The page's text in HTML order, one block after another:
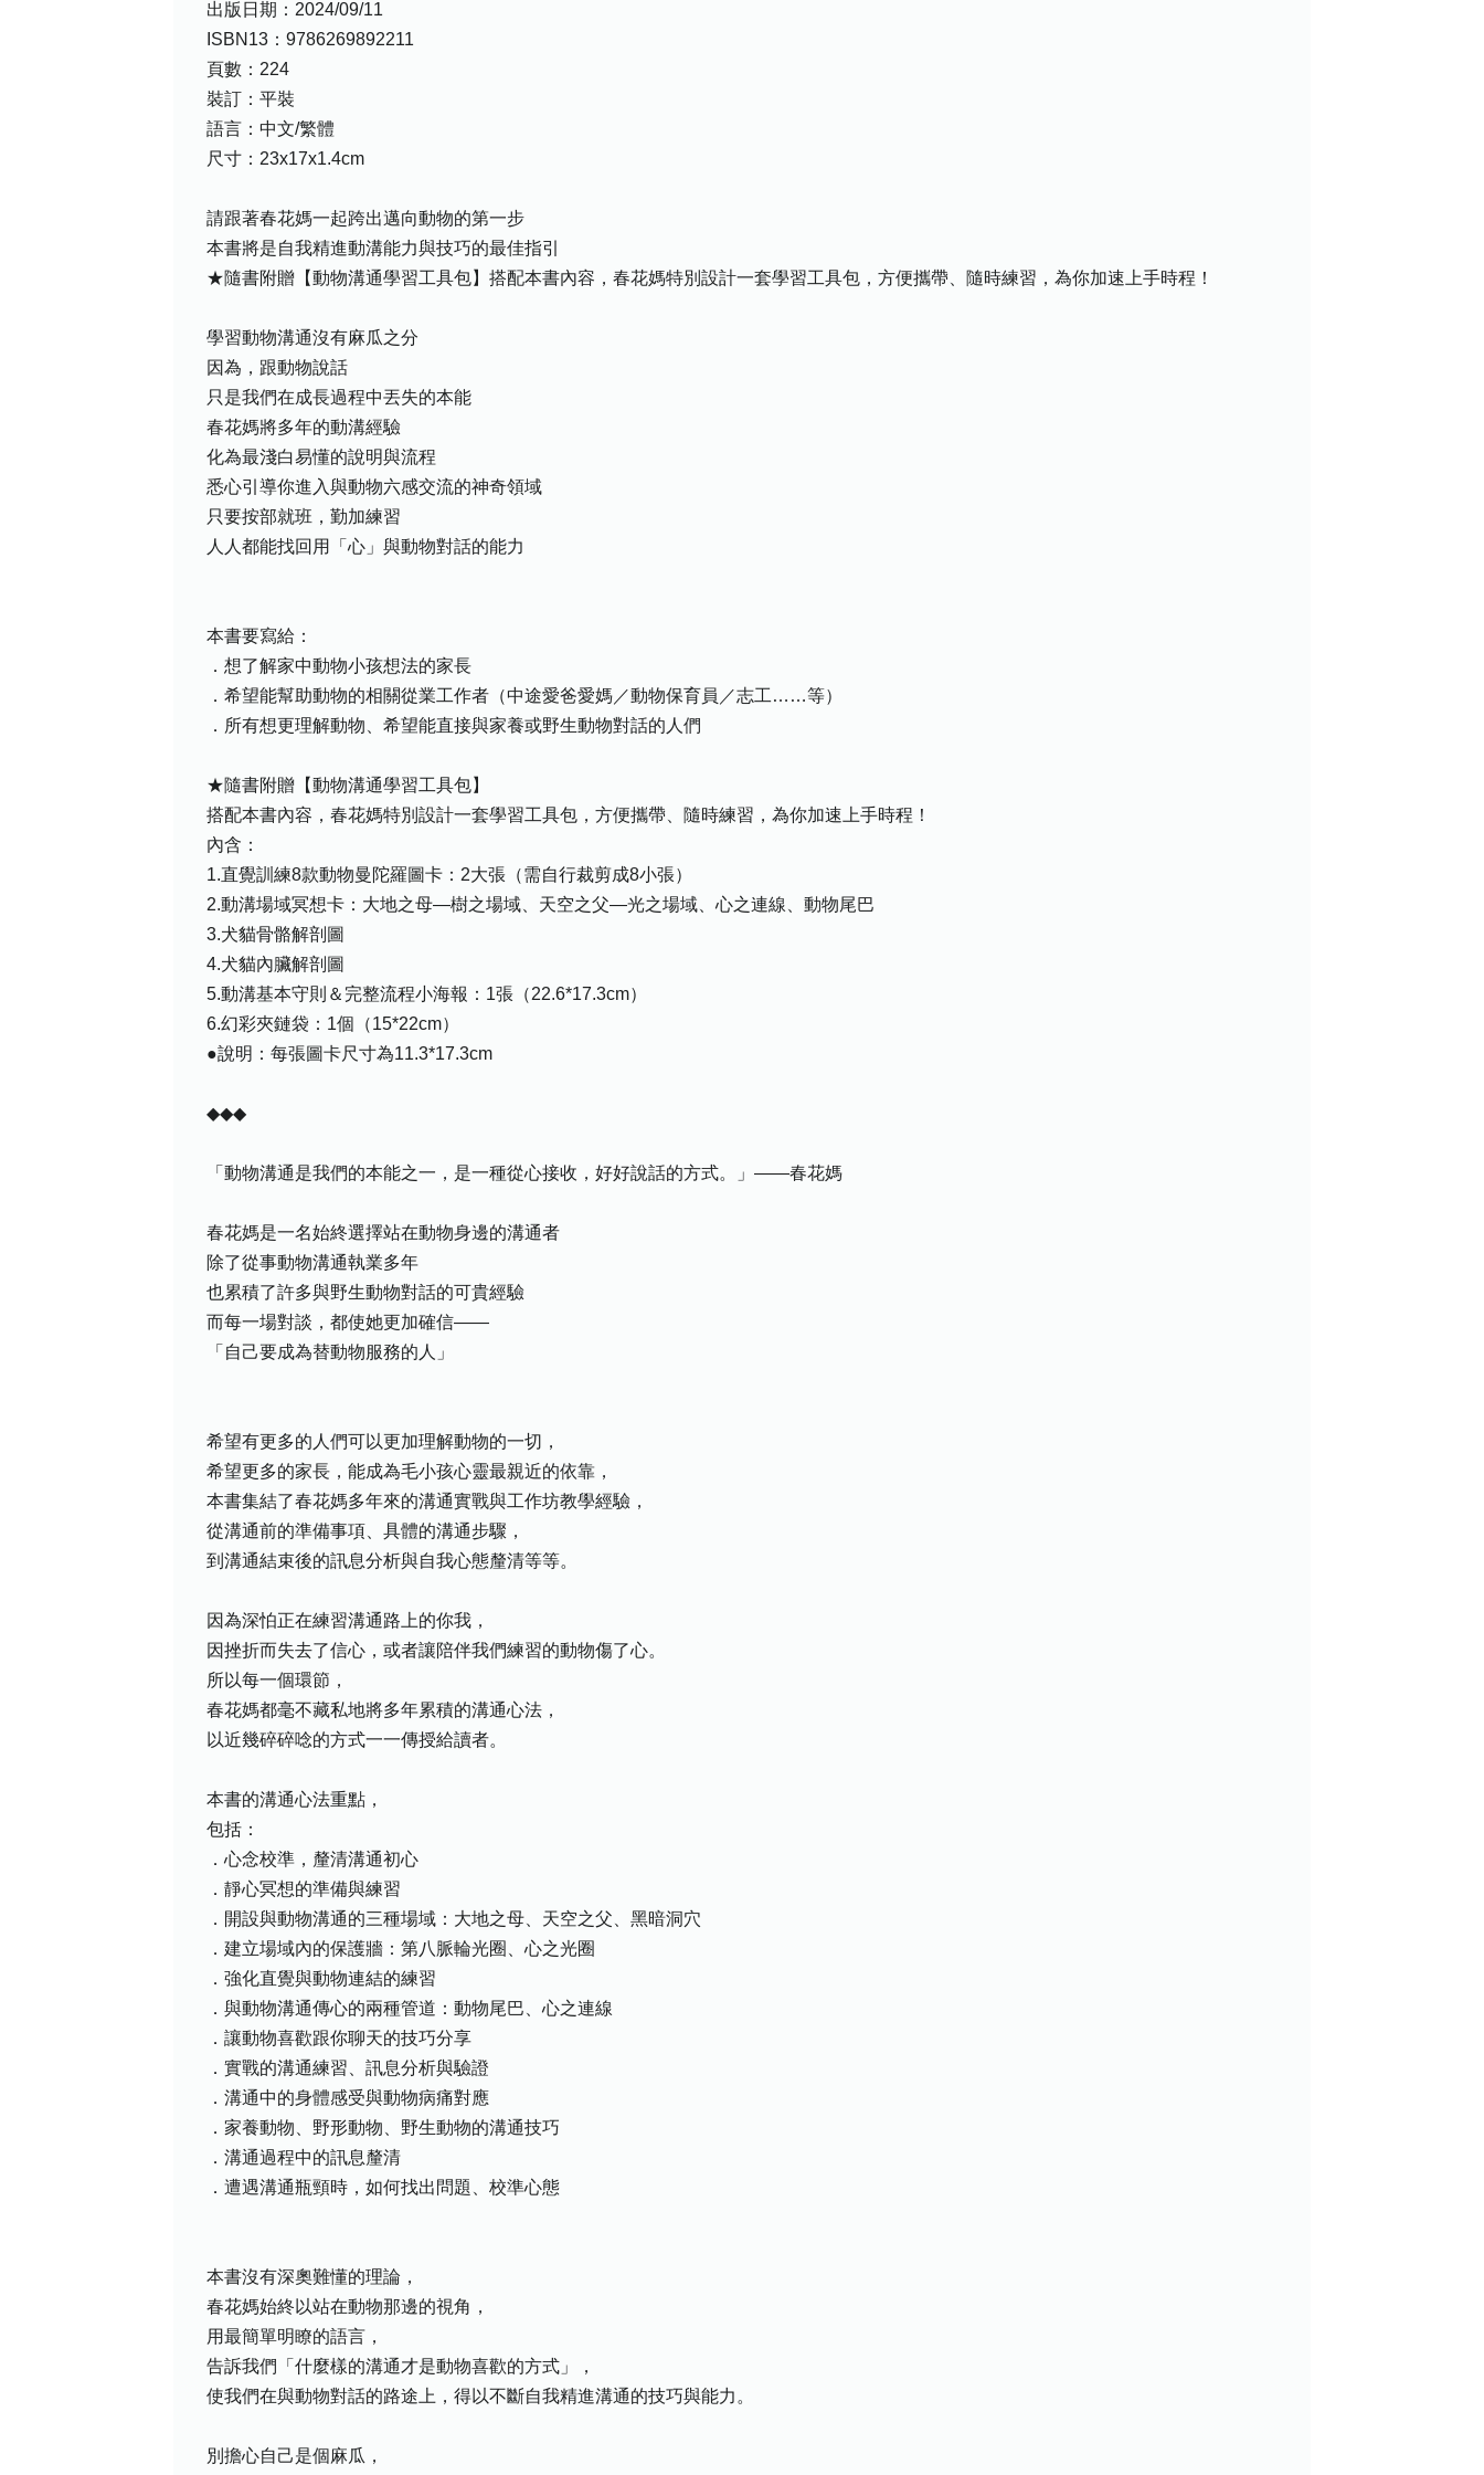
出版日期：2024/09/11
ISBN13：9786269892211
頁數：224
裝訂：平裝
語言：中文/繁體
尺寸：23x17x1.4cm
請跟著春花媽一起跨出邁向動物的第一步
本書將是自我精進動溝能力與技巧的最佳指引
★隨書附贈【動物溝通學習工具包】搭配本書內容，春花媽特別設計一套學習工具包，方便攜帶、隨時練習，為你加速上手時程！
學習動物溝通沒有麻瓜之分
因為，跟動物說話
只是我們在成長過程中丟失的本能
春花媽將多年的動溝經驗
化為最淺白易懂的說明與流程
悉心引導你進入與動物六感交流的神奇領域
只要按部就班，勤加練習
人人都能找回用「心」與動物對話的能力
本書要寫給：
．想了解家中動物小孩想法的家長
．希望能幫助動物的相關從業工作者（中途愛爸愛媽／動物保育員／志工……等）
．所有想更理解動物、希望能直接與家養或野生動物對話的人們
★隨書附贈【動物溝通學習工具包】
搭配本書內容，春花媽特別設計一套學習工具包，方便攜帶、隨時練習，為你加速上手時程！
內含：
1.直覺訓練8款動物曼陀羅圖卡：2大張（需自行裁剪成8小張）
2.動溝場域冥想卡：大地之母—樹之場域、天空之父—光之場域、心之連線、動物尾巴
3.犬貓骨骼解剖圖
4.犬貓內臟解剖圖
5.動溝基本守則＆完整流程小海報：1張（22.6*17.3cm）
6.幻彩夾鏈袋：1個（15*22cm）
●說明：每張圖卡尺寸為11.3*17.3cm
◆◆◆
「動物溝通是我們的本能之一，是一種從心接收，好好說話的方式。」——春花媽
春花媽是一名始終選擇站在動物身邊的溝通者
除了從事動物溝通執業多年
也累積了許多與野生動物對話的可貴經驗
而每一場對談，都使她更加確信——
「自己要成為替動物服務的人」
希望有更多的人們可以更加理解動物的一切，
希望更多的家長，能成為毛小孩心靈最親近的依靠，
本書集結了春花媽多年來的溝通實戰與工作坊教學經驗，
從溝通前的準備事項、具體的溝通步驟，
到溝通結束後的訊息分析與自我心態釐清等等。
因為深怕正在練習溝通路上的你我，
因挫折而失去了信心，或者讓陪伴我們練習的動物傷了心。
所以每一個環節，
春花媽都毫不藏私地將多年累積的溝通心法，
以近幾碎碎唸的方式一一傳授給讀者。
本書的溝通心法重點，
包括：
．心念校準，釐清溝通初心
．靜心冥想的準備與練習
．開設與動物溝通的三種場域：大地之母、天空之父、黑暗洞穴
．建立場域內的保護牆：第八脈輪光圈、心之光圈
．強化直覺與動物連結的練習
．與動物溝通傳心的兩種管道：動物尾巴、心之連線
．讓動物喜歡跟你聊天的技巧分享
．實戰的溝通練習、訊息分析與驗證
．溝通中的身體感受與動物病痛對應
．家養動物、野形動物、野生動物的溝通技巧
．溝通過程中的訊息釐清
．遭遇溝通瓶頸時，如何找出問題、校準心態
本書沒有深奧難懂的理論，
春花媽始終以站在動物那邊的視角，
用最簡單明瞭的語言，
告訴我們「什麼樣的溝通才是動物喜歡的方式」，
使我們在與動物對話的路途上，得以不斷自我精進溝通的技巧與能力。
別擔心自己是個麻瓜，